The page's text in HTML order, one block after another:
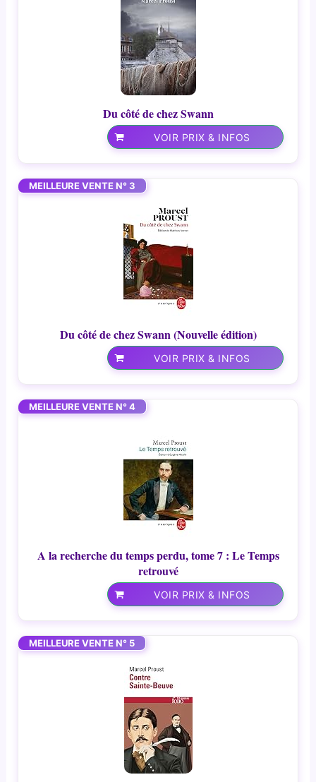
Du côté de chez Swann
VOIR PRIX & INFOS
MEILLEURE VENTE N° 3
Du côté de chez Swann (Nouvelle édition)
VOIR PRIX & INFOS
MEILLEURE VENTE N° 4
A la recherche du temps perdu, tome 7 : Le Temps
retrouvé
VOIR PRIX & INFOS
MEILLEURE VENTE N° 5